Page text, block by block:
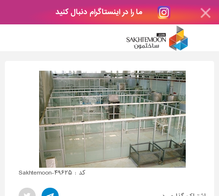
ما را در اینستاگرام دنبال کنید
کد : Sakhtemoon-۴۹۶۲۵